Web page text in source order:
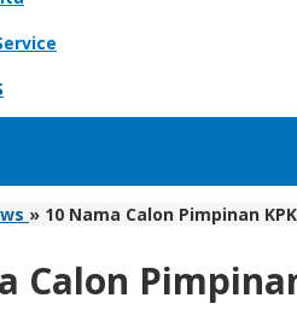
» 10 Nama Calon Pimpinan
Calon